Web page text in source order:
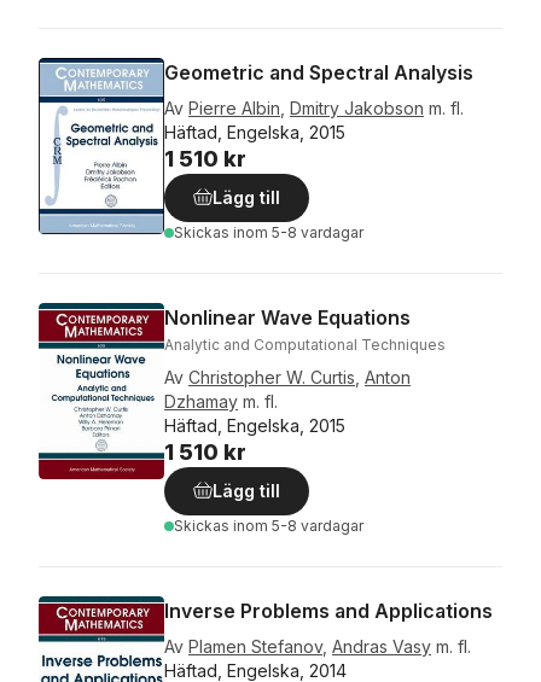
Geometric and Spectral Analysis
Av Pierre Albin Dmitry Jakobson m. fl.
Häftad, Engelska, 2015
1 510 kr
Lägg till
Skickas inom 5-8 vardagar
Nonlinear Wave Equations
Analytic and Computational Techniques
Av Christopher W. Curtis Anton
Dzhamay m. fl.
Häftad, Engelska, 2015
1 510 kr
Lägg till
Skickas inom 5-8 vardagar
Inverse Problems and Applications
Av Plamen Stefanov, Andras Vasy m. fl.
Häftad, Engelska, 2014